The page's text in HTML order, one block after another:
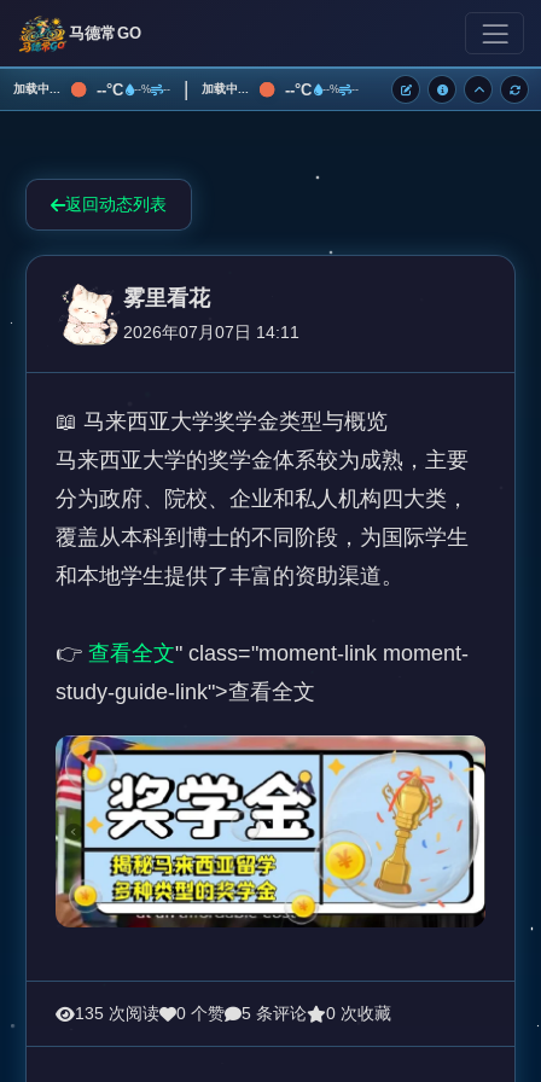
马德常GO
加载中... --°C --% -- | 加载中... --°C --% --
返回动态列表
雾里看花
2026年07月07日 14:11
📖 马来西亚大学奖学金类型与概览
马来西亚大学的奖学金体系较为成熟，主要
分为政府、院校、企业和私人机构四大类，
覆盖从本科到博士的不同阶段，为国际学生
和本地学生提供了丰富的资助渠道。
👉 查看全文" class="moment-link moment-
study-guide-link">查看全文
135 次阅读 0 个赞 5 条评论 0 次收藏